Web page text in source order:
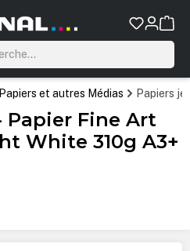
Papiers et autres Médias Papiers
Papier Fine Art
White 310g A3+